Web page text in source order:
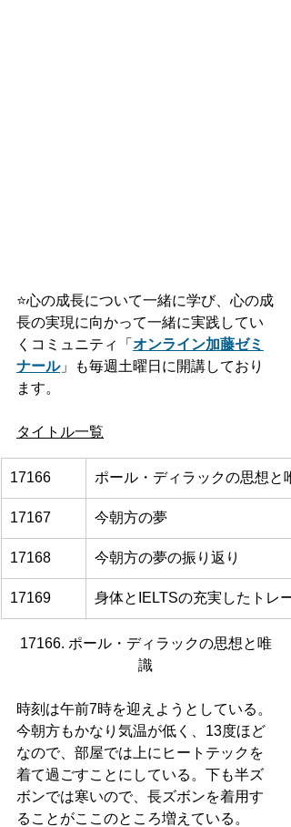
⭐️心の成長について一緒に学び、心の成
長の実現に向かって一緒に実践してい
くコミュニティ「 オンライン加藤ゼミ
ナール」も毎週土曜日に開講しており
ます。
タイトル一覧
17166 ポール・ディラックの思想と
17167 今朝方の夢
17168 今朝方の夢の振り返り
17169 身体とIELTSの充実したトレ
17166. ポール・ディラックの思想と唯
識
時刻は午前7時を迎えようとしている。
今朝方もかなり気温が低く、13度ほど
なので、部屋では上にヒートテックを
着て過ごすことにしている。下も半ズ
ボンでは寒いので、長ズボンを着用す
ることがここのところ増えている。